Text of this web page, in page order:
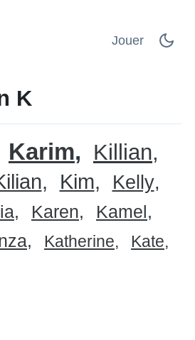
Jouer
K
Karim
Killian
Kim
Kelly
Karen
Kamel
Katherine Kate